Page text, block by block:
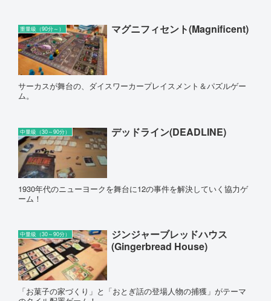
重量級（90分～） マグニフィセント(Magnificent)
サーカスが舞台の、ダイスワーカープレイスメント＆パズルゲー
ム。
中量級（30～90分） デッドライン(DEADLINE)
1930年代のニューヨークを舞台に12の事件を解決していく協力ゲ
ーム！
中量級（30～90分）
ジンジャーブレッドハウス
(Gingerbread House)
「お菓子の家づくり」と「おとぎ話の登場人物の捕獲」がテーマ